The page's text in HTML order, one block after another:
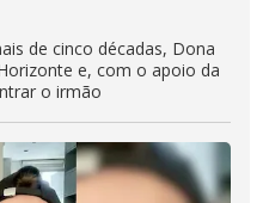
de cinco décadas, Dona
e, com o apoio da
o irmão